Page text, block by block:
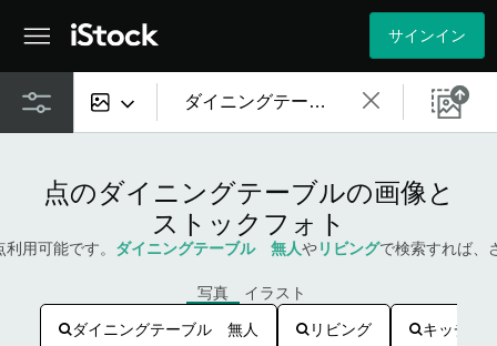
サインイン
画像
写真
イラスト
点のダイニングテーブルの画像と
ストックフォト
用可能です。 ダイニングテーブル 無人やリビングで検索すれば、
写真
イラスト
ダイニングテーブル 無人
リビング キッチン